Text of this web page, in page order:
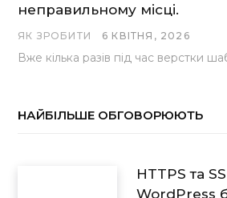
неправильному місці.
ЯК ЗРОБИТИ 6 КВІТНЯ, 2026
НАЙБІЛЬШЕ ОБГОВОРЮЮТЬ
HTTPS та
WordPress